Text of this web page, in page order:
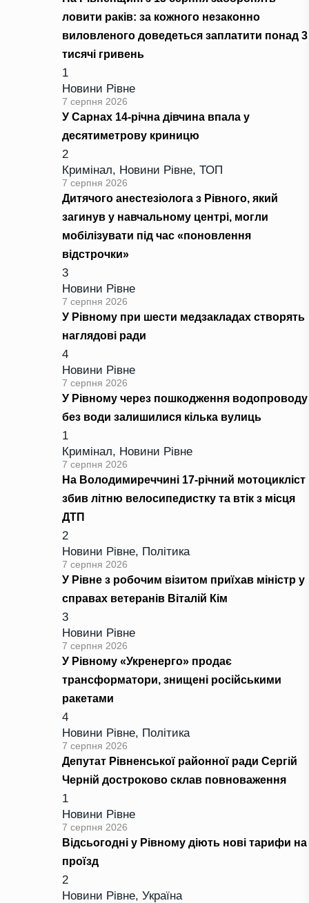
ловити раків: за кожного незаконно
виловленого доведеться заплатити понад 3
тисячі гривень
1
Новини Рівне
7 серпня 2026
У Сарнах 14-річна дівчина впала у
десятиметрову криницю
2
Кримінал, Новини Рівне, ТОП
7 серпня 2026
Дитячого анестезіолога з Рівного, який
загинув у навчальному центрі, могли
мобілізувати під час «поновлення
відстрочки»
3
Новини Рівне
7 серпня 2026
У Рівному при шести медзакладах створять
наглядові ради
4
Новини Рівне
7 серпня 2026
У Рівному через пошкодження водопроводу
без води залишилися кілька вулиць
1
Кримінал, Новини Рівне
7 серпня 2026
На Володимиреччині 17-річний мотоцикліст
збив літню велосипедистку та втік з місця
ДТП
2
Новини Рівне, Політика
7 серпня 2026
У Рівне з робочим візитом приїхав міністр у
справах ветеранів Віталій Кім
3
Новини Рівне
7 серпня 2026
У Рівному «Укренерго» продає
трансформатори, знищені російськими
ракетами
4
Новини Рівне, Політика
7 серпня 2026
Депутат Рівненської районної ради Сергій
Черній достроково склав повноваження
1
Новини Рівне
7 серпня 2026
Відсьогодні у Рівному діють нові тарифи на
проїзд
2
Новини Рівне, Україна